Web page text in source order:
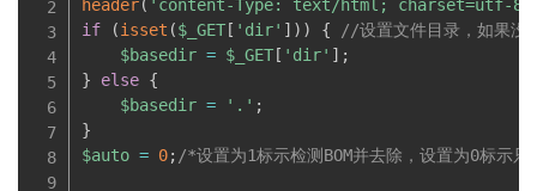
header( 'content-Type: text/html; charset=utf-8'
if
(isset ($_GET [ 'dir' ] ) ) {
//设置文件目录，如果没
$basedir = $_GET [ 'dir' ] ;
}
else {
$basedir = '.' ;
}
$auto = 0; /*设置为1标示检测BOM并去除，设置为0标示